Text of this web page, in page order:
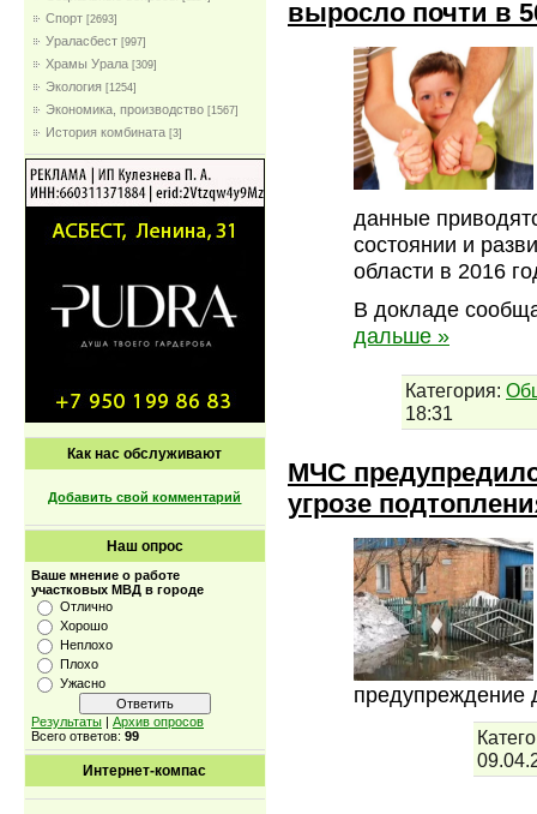
Спорт [2693]
Ураласбест [997]
Храмы Урала [309]
Экология [1254]
Экономика, производство [1567]
История комбината [3]
Как нас обслуживают
Добавить свой комментарий
Наш опрос
Ваше мнение о работе
участковых МВД в городе
Отлично
Хорошо
Неплохо
Плохо
Ужасно
Результаты | Архив опросов
Всего ответов: 99
Интернет-компас
выросло почти в
данные
состоянии и
области в 2016
В докладе
дальше »
Категория:
18:31
МЧС
угрозе
предупреждение